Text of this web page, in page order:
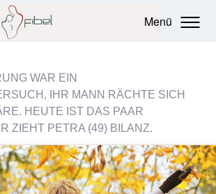
Menü
WAR EIN
IHR MANN RÄCHTE SICH
HEUTE IST DAS PAAR
ZIEHT PETRA (49) BILANZ.